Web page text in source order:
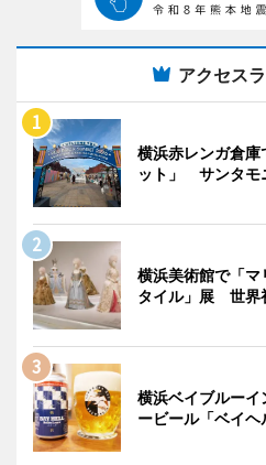
アクセス
横浜赤レンガ倉庫
ット」 サンタモ
横浜美術館で「マ
タイル」展 世界
横浜ベイブルー
ービール「ベイヘ